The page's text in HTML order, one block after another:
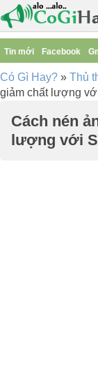
Tin mới Facebook
Có Gì Hay? » Thủ
giảm chất lượng
Cách nén
lượng với